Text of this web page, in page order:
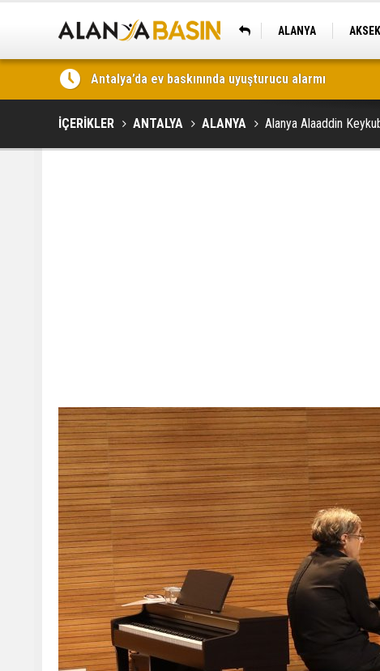
ALANYA
Antalya’da uyuşturucu operasyonu: 5,6 kilo skunk
İÇERİKLER ANTALYA ALANYA Alanya Alaaddin